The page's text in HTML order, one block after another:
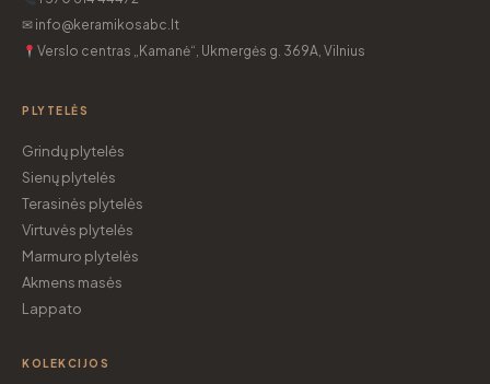
✉ info@keramikosabc.lt
Verslo centras „Kamanė“, Ukmergės g. 369A, Vilnius
PLYTELĖS
Grindų plytelės
Sienų plytelės
Terasinės plytelės
Virtuvės plytelės
Marmuro plytelės
Akmens masės
Lappato
KOLEKCIJOS